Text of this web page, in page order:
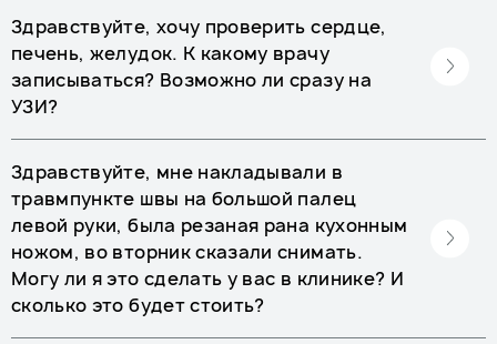
Здравствуйте, хочу проверить сердце,
печень, желудок. К какому врачу
записываться? Возможно ли сразу на
УЗИ?
Здравствуйте, мне накладывали в
травмпункте швы на большой палец
левой руки, была резаная рана кухонным
ножом, во вторник сказали снимать.
Могу ли я это сделать у вас в клинике? И
сколько это будет стоить?